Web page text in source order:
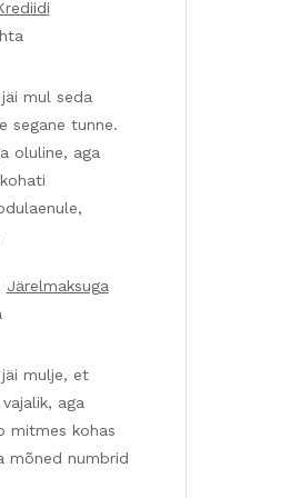
mul seda
segane tunne.
oluline, aga
Järelmaksuga
mulje, et
aga
mitmes kohas
mõned numbrid